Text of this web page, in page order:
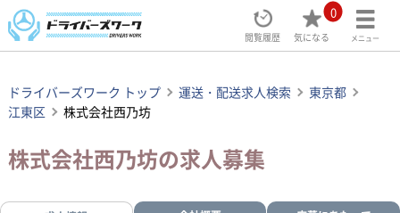
閲覧履歴
0
気になる メニュー
ドライバーズワーク トップ 運送・配送求人検索
東京都
江東区
株式会社西乃坊
株式会社西乃坊の求人募集